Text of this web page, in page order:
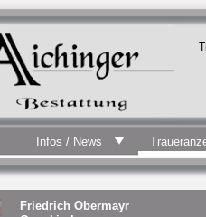
Infos / News
Friedrich Obermayr